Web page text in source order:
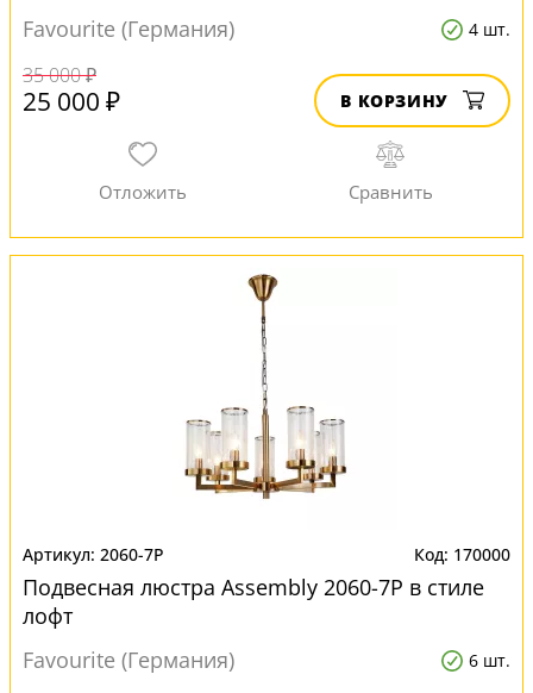
Favourite (Германия)
4 шт.
35 000 ₽
25 000 ₽ В КОРЗИНУ
2060-7P 170000
Подвесная люстра Assembly 2060-7P в стиле
лофт
Favourite (Германия)
6 шт.